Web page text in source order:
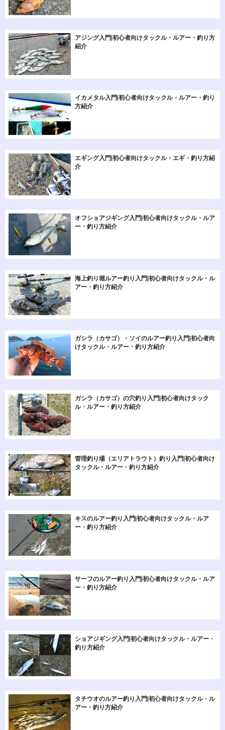
アジング入門|初心者向けタックル・ルアー・釣り方
紹介
イカメタル入門|初心者向けタックル・ルアー・釣り
方紹介
エギング入門|初心者向けタックル・エギ・釣り方紹
介
オフショアジギング入門|初心者向けタックル・ルア
ー・釣り方紹介
海上釣り堀ルアー釣り入門|初心者向けタックル・ル
アー・釣り方紹介
ガシラ（カサゴ）・ソイのルアー釣り入門|初心者向
けタックル・ルアー・釣り方紹介
ガシラ（カサゴ）の穴釣り入門|初心者向けタック
ル・ルアー・釣り方紹介
管理釣り場（エリアトラウト）釣り入門|初心者向け
タックル・ルアー・釣り方紹介
キスのルアー釣り入門|初心者向けタックル・ルア
ー・釣り方紹介
サーフのルアー釣り入門|初心者向けタックル・ルア
ー・釣り方紹介
ショアジギング入門|初心者向けタックル・ルアー・
釣り方紹介
タチウオのルアー釣り入門|初心者向けタックル・ル
アー・釣り方紹介